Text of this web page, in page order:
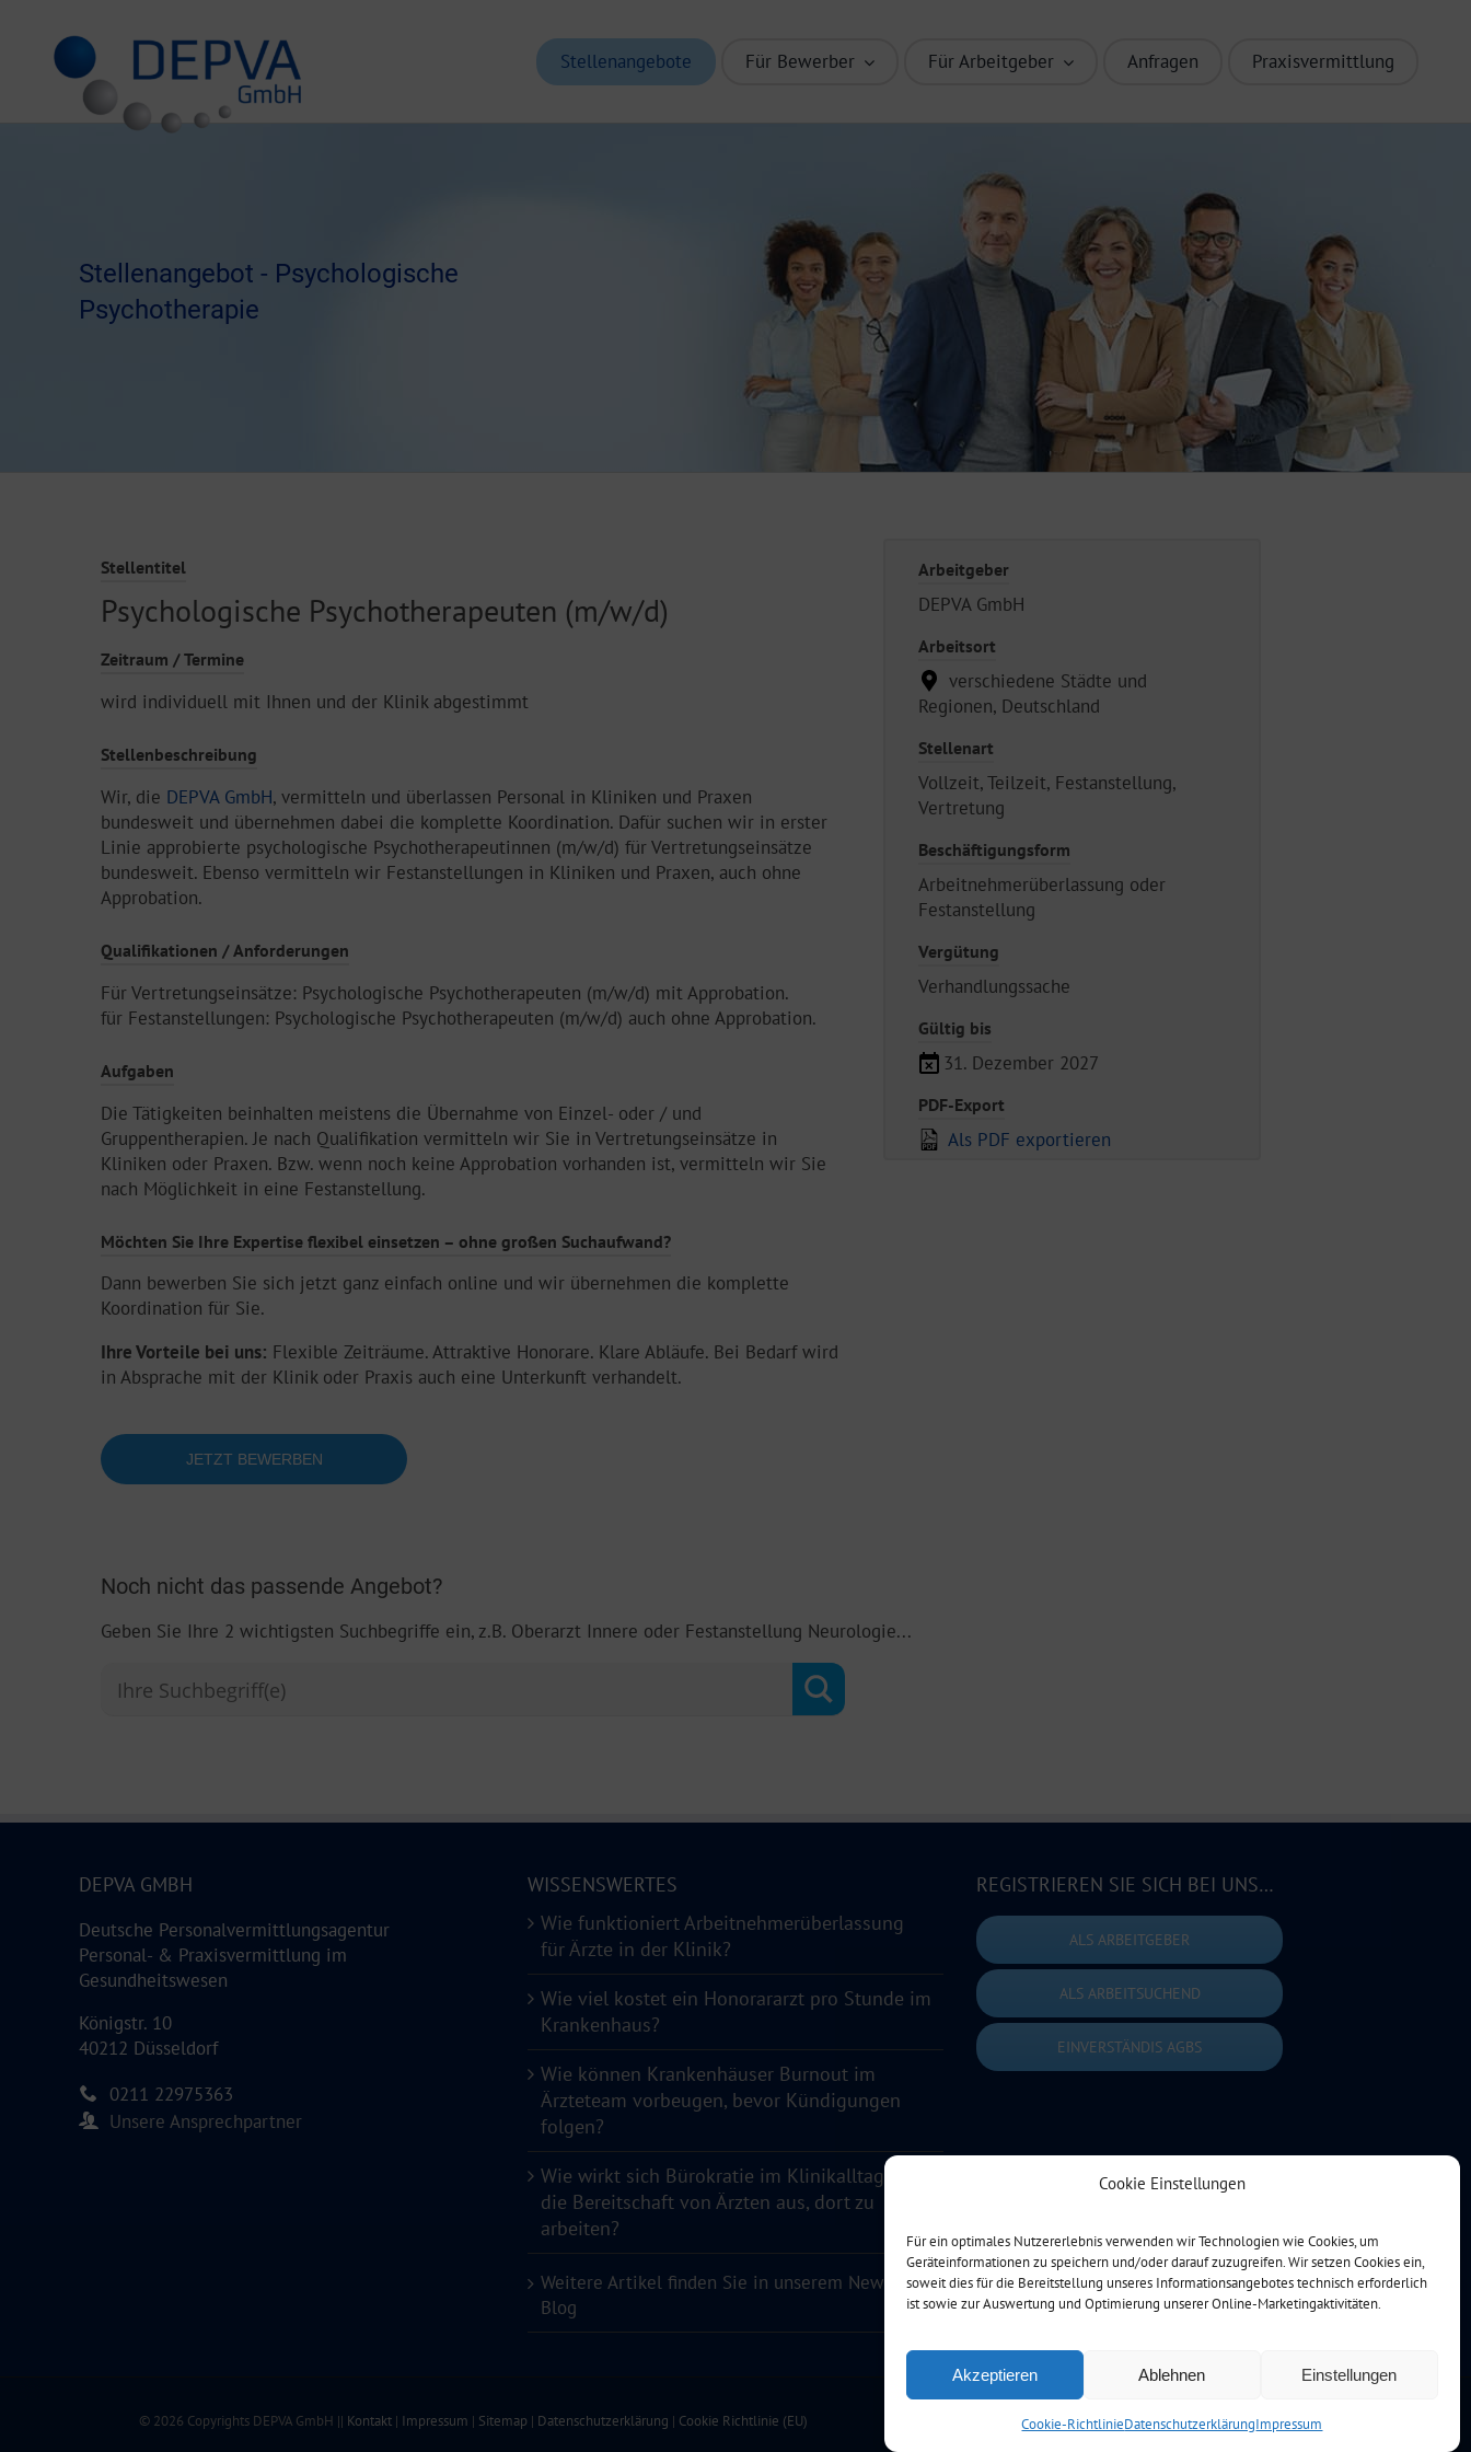
Cookie Einstellungen
Für ein optimales Nutzererlebnis verwenden wir Technologien wie Cookies, um
Geräteinformationen zu speichern und/oder darauf zuzugreifen. Wir setzen Cookies ein,
soweit dies für die Bereitstellung unseres Informationsangebotes technisch erforderlich
ist sowie zur Auswertung und Optimierung unserer Online-Marketingaktivitäten.
Akzeptieren Ablehnen Einstellungen
Cookie-RichtlinieDatenschutzerklärungImpressum
springen
Stellenangebote Für Bewerber Für Arbeitgeber Anfragen Praxisvermittlung
Stellenangebot - Psychologische
Psychotherapie
Stellentitel
Psychologische Psychotherapeuten (m/w/d)
Zeitraum / Termine
wird individuell mit Ihnen und der Klinik abgestimmt
Stellenbeschreibung
Wir, die DEPVA GmbH, vermitteln und überlassen Personal in Kliniken und Praxen
bundesweit und übernehmen dabei die komplette Koordination. Dafür suchen wir in erster
Linie approbierte psychologische Psychotherapeutinnen (m/w/d) für Vertretungseinsätze
bundesweit. Ebenso vermitteln wir Festanstellungen in Kliniken und Praxen, auch ohne
Approbation.
Qualifikationen / Anforderungen
Für Vertretungseinsätze: Psychologische Psychotherapeuten (m/w/d) mit Approbation.
für Festanstellungen: Psychologische Psychotherapeuten (m/w/d) auch ohne Approbation.
Aufgaben
Die Tätigkeiten beinhalten meistens die Übernahme von Einzel- oder / und
Gruppentherapien. Je nach Qualifikation vermitteln wir Sie in Vertretungseinsätze in
Kliniken oder Praxen. Bzw. wenn noch keine Approbation vorhanden ist, vermitteln wir Sie
nach Möglichkeit in eine Festanstellung.
Möchten Sie Ihre Expertise flexibel einsetzen – ohne großen Suchaufwand?
Dann bewerben Sie sich jetzt ganz einfach online und wir übernehmen die komplette
Koordination für Sie.
Ihre Vorteile bei uns: Flexible Zeiträume. Attraktive Honorare. Klare Abläufe. Bei Bedarf wird
in Absprache mit der Klinik oder Praxis auch eine Unterkunft verhandelt.
JETZT BEWERBEN
Arbeitgeber
DEPVA GmbH
Arbeitsort
verschiedene Städte und
Regionen, Deutschland
Stellenart
Vollzeit, Teilzeit, Festanstellung,
Vertretung
Beschäftigungsform
Arbeitnehmerüberlassung oder
Festanstellung
Vergütung
Verhandlungssache
Gültig bis
31. Dezember 2027
PDF-Export
Als PDF exportieren
Noch nicht das passende Angebot?
Geben Sie Ihre 2 wichtigsten Suchbegriffe ein, z.B. Oberarzt Innere oder Festanstellung Neurologie...
DEPVA GMBH
Deutsche Personalvermittlungsagentur
Personal- & Praxisvermittlung im
Gesundheitswesen
Königstr. 10
40212 Düsseldorf
0211 22975363
Unsere Ansprechpartner
WISSENSWERTES
Wie funktioniert Arbeitnehmerüberlassung
für Ärzte in der Klinik?
Wie viel kostet ein Honorararzt pro Stunde im
Krankenhaus?
Wie können Krankenhäuser Burnout im
Ärzteteam vorbeugen, bevor Kündigungen
folgen?
Wie wirkt sich Bürokratie im Klinikalltag auf
die Bereitschaft von Ärzten aus, dort zu
arbeiten?
Weitere Artikel finden Sie in unserem News-
Blog
REGISTRIEREN SIE SICH BEI UNS…
ALS ARBEITGEBER
ALS ARBEITSUCHEND
EINVERSTÄNDIS AGBS
© 2026 Copyrights DEPVA GmbH || Kontakt | Impressum | Sitemap | Datenschutzerklärung | Cookie Richtlinie (EU)